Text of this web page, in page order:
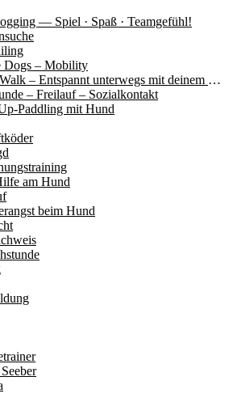
— Spiel · Spaß · Teamgefühl!
Dogs – Mobility
Social Walk – Entspannt unterwegs mit deinem Hund
– Freilauf – Sozialkontakt
Paddling mit Hund
am Hund
beim Hund